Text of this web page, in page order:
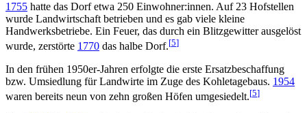
1755 hatte das Dorf etwa 250 Einwohner:innen. Auf 23 Hofstellen
wurde Landwirtschaft betrieben und es gab viele kleine
Handwerksbetriebe. Ein Feuer, das durch ein Blitzgewitter ausgelöst
wurde, zerstörte 1770 das halbe Dorf.[5]
In den frühen 1950er-Jahren erfolgte die erste Ersatzbeschaffung
bzw. Umsiedlung für Landwirte im Zuge des Kohletagebaus. 1954
waren bereits neun von zehn großen Höfen umgesiedelt.[5]